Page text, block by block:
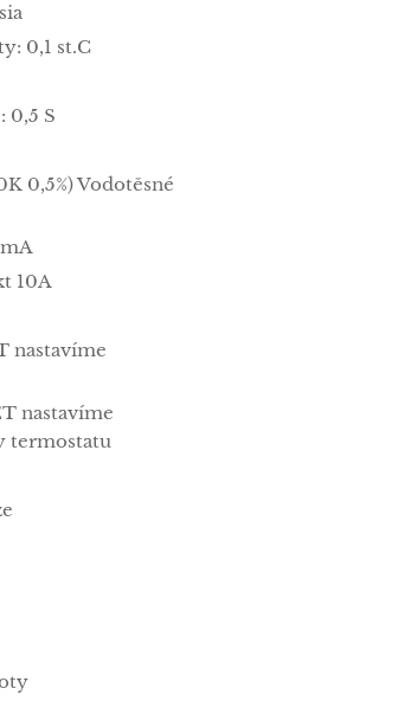
0,1 st.C
0,5 S
0,5%) Vodotěsné
10A
nastavíme
nastavíme
termostatu